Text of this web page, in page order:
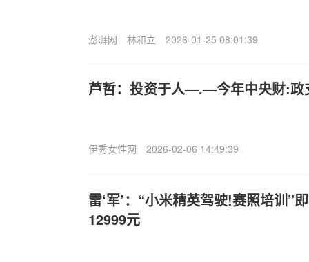
澎湃网 林和立 2026-01-25 08:01:39
芦哲：投资于人—.—今年中央财:政
伊秀女性网 2026-02-06 14:49:39
雷‘军’：“小米精英驾驶!赛照培训”
12999元